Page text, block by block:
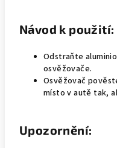
Návod k použití:
Odstraňte
osvěžovače.
Osvěžovač
místo v autě tak,
Upozornění: